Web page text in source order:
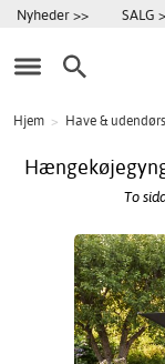
Nyheder >> SALG
Hjem > Have &
To